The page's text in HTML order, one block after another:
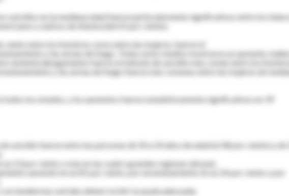
suicidios en la mediana edad fueron particularmente significativos entre los
tanto entre los hombres como entre las mujeres, fueron el
y las armas de fuego. Todos estos medios mostraron un aumento,
ahogamiento fueron el método de suicidio más común entre los hombres
y las armas de fuego fueron más comunes entre las mujeres de
todos los estados, y los aumentos fueron estadísticamente significativos en 39
suicidio fueron entre las personas de 50 a 54 años de edad (el 48 por ciento) y de
un 23 por ciento o más en las cuatro grandes regiones del país.
aumentó en un 81 por ciento, por envenenamiento en un 24 por ciento y por
tendencias suicidas deben recibir la ayuda adecuada.